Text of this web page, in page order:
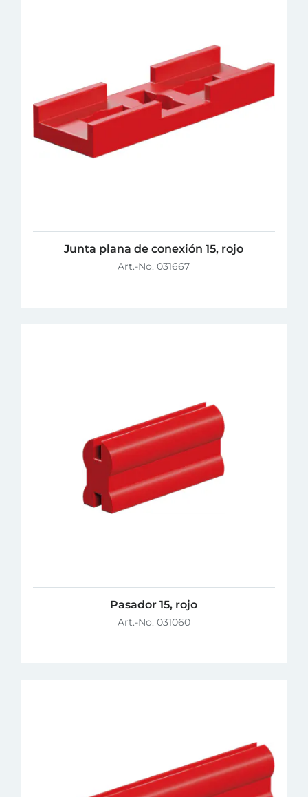
Junta plana de conexión 15, rojo
Art.-No. 031667
Pasador 15, rojo
Art.-No. 031060